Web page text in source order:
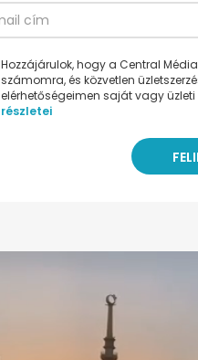
Hozzájárulok, hogy a Central
számomra, és közvetlen
elérhetőségeimen saját vagy
részletei